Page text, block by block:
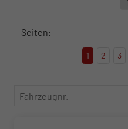
Seiten:
1 2 3
Fahrzeugnr.